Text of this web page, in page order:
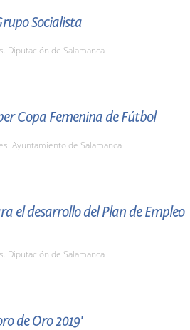
Socialista
Diputación de Salamanca
Copa Femenina de Fútbol
Ayuntamiento de Salamanca
el desarrollo del Plan de Empleo
Diputación de Salamanca
de Oro 2019'